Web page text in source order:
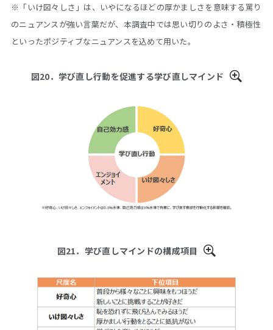
※「いけ図々しさ」は、いやになるほどの厚かましさを意味する罵り
のニュアンスが強い言葉だが、本調査中では思い切りのよさ・積極性
といったポジティブなニュアンスを込めて用いた。
図20．学び直し行動を促進する学び直しマインド
図21．学び直しマインドの構成項目